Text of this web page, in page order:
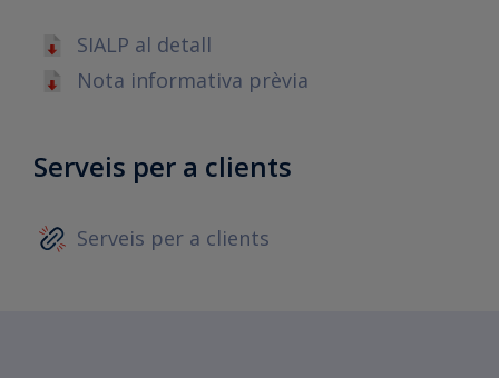
SIALP al detall
Nota informativa prèvia
Serveis per a clients
Serveis per a clients